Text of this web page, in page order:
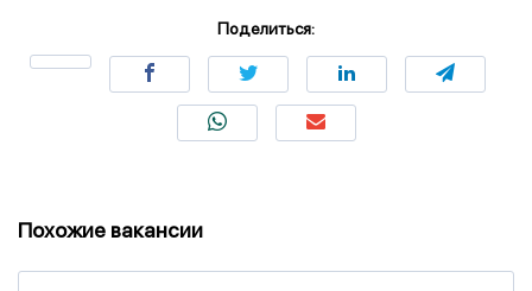
Поделиться:
Похожие вакансии